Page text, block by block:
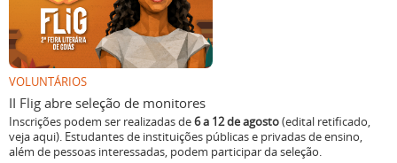
VOLUNTÁRIOS
II Flig abre seleção de monitores
Inscrições podem ser realizadas de6 a 12 de agosto(edital retificado,
veja aqui). Estudantes de instituições públicas e privadas de ensino,
além de pessoas interessadas, podem participar da seleção.